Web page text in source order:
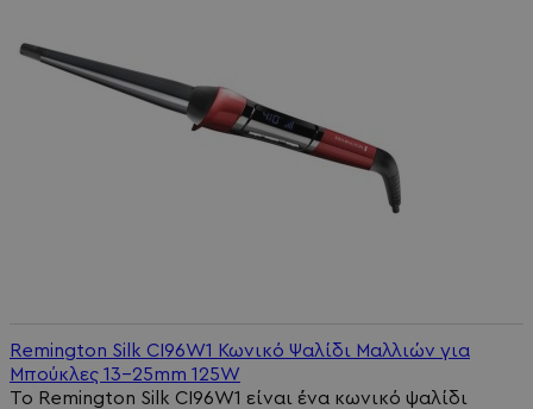
Remington Silk CI96W1 Κωνικό Ψαλίδι Μαλλιών για
Μπούκλες 13-25mm 125W
Το Remington Silk CI96W1 είναι ένα κωνικό ψαλίδι